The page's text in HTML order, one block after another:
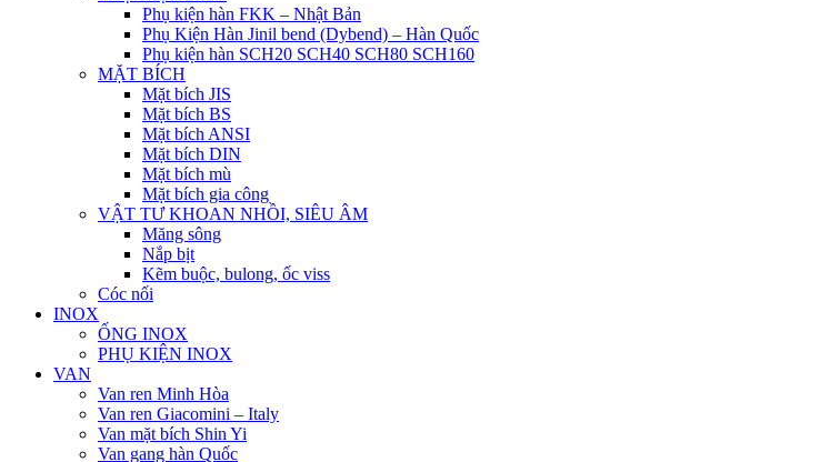
Phụ kiện hàn FKK – Nhật Bản
Phụ Kiện Hàn Jinil bend (Dybend) – Hàn Quốc
Phụ kiện hàn SCH20 SCH40 SCH80 SCH160
MẶT BÍCH
Mặt bích JIS
Mặt bích BS
Mặt bích ANSI
Mặt bích DIN
Mặt bích mù
Mặt bích gia công
VẬT TƯ KHOAN NHỒI, SIÊU ÂM
Măng sông
Nắp bịt
Kẽm buộc, bulong, ốc viss
Cóc nối
INOX
ỐNG INOX
PHỤ KIỆN INOX
VAN
Van ren Minh Hòa
Van ren Giacomini – Italy
Van mặt bích Shin Yi
Van gang hàn Quốc